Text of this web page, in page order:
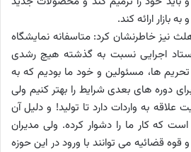
به بازار ارائه کند.
نیز خاطرنشان کرد: متاسفانه نمایشگاه
اجرایی نسبت به گذشته هیچ رشدی
ها، مسئولین و خود ما بودیم که به
دوره های بعدی شرایط را بهتر کنیم ولی
علاقه به واردات دارد تا تولید! و دلیل آن
که کار ما را دشوار کرده. ولی مدیران
قضائیه می توانند با ورود در این حوزه